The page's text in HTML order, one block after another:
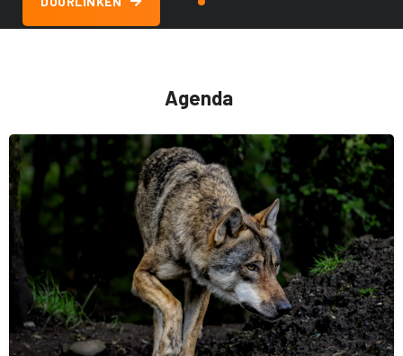
Laatste zoekopdracht:
Fusie
Ledenvoordeel Watersport
Agenda